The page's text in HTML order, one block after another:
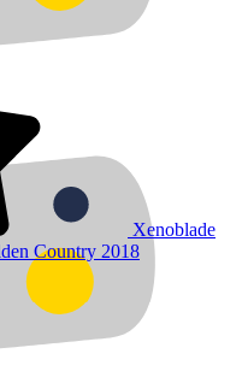
Xenoblade
Country 2018